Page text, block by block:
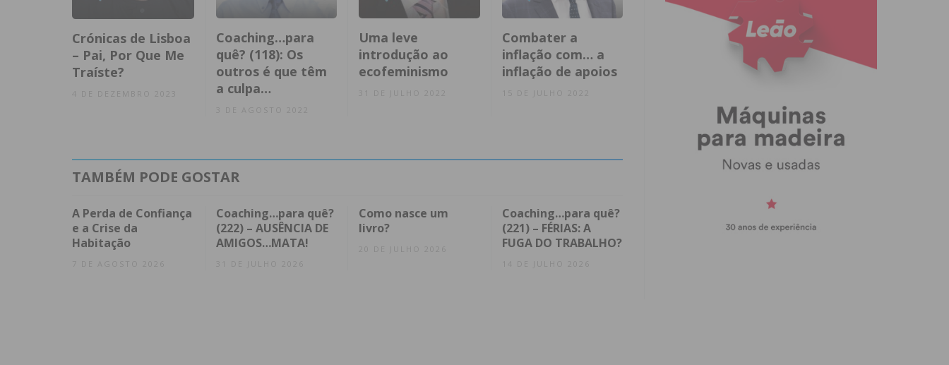
Crónicas de Lisboa
– Pai, Por Que Me
Traíste?
4 DE DEZEMBRO 2023
Coaching…para
quê? (118): Os
outros é que têm
a culpa…
3 DE AGOSTO 2022
Uma leve
introdução ao
ecofeminismo
Combater a
inflação com… a
inflação de apoios
TAMBÉM PODE GOSTAR
A Perda de Confiança
e a Crise da
Habitação
7 DE AGOSTO 2026
Coaching…para quê?
(222) – AUSÊNCIA DE
AMIGOS…MATA!
Como nasce um
livro?
Coaching…para quê?
(221) – FÉRIAS: A
FUGA DO TRABALHO?
14 DE JULHO 2026